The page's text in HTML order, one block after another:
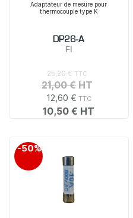
Adaptateur de mesure pour
thermocouple type K
DP26-A
FI
12,60 €
10,50 €
25,20 €
21,00 €
-50%